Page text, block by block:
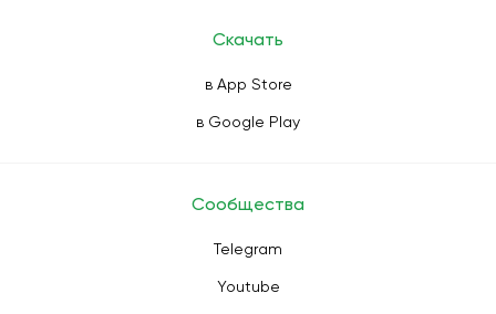
Скачать
в App Store
в Google Play
Сообщества
Telegram
Youtube